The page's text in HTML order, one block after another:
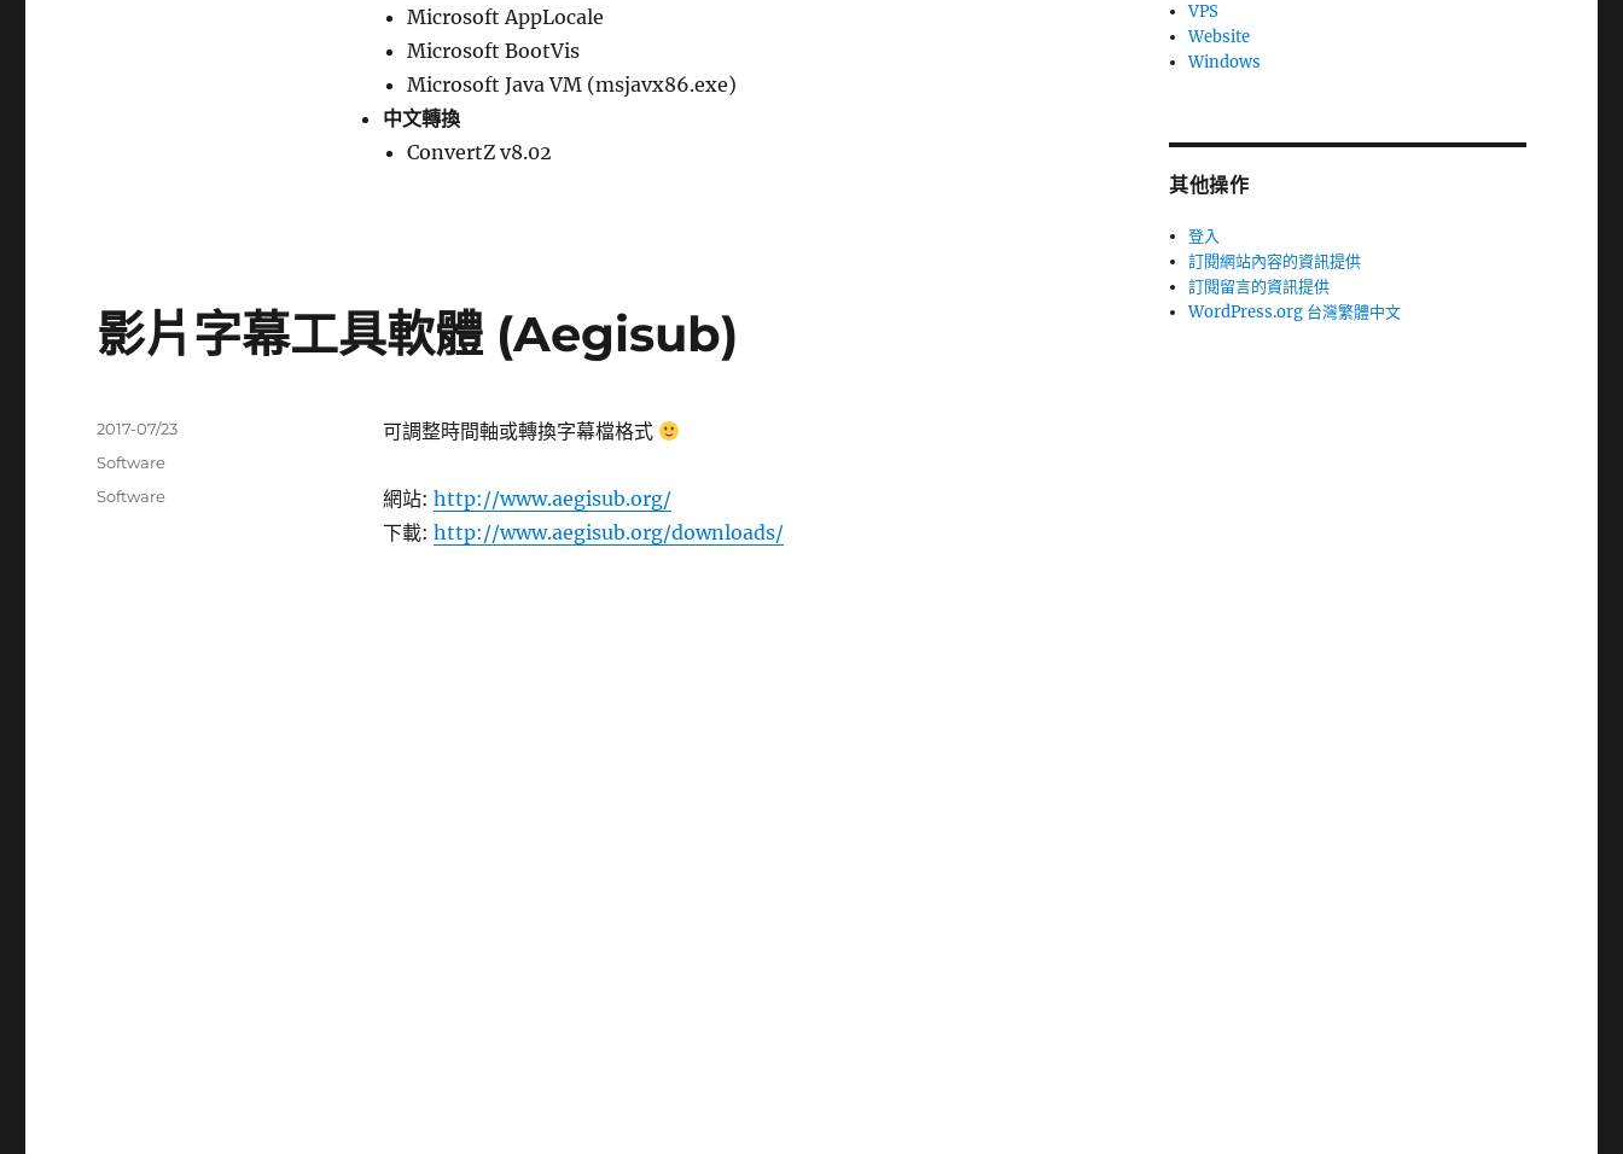
Microsoft AppLocale
Microsoft BootVis
Microsoft Java VM (msjavx86.exe)
中文轉換
ConvertZ v8.02
影片字幕工具軟體 (Aegisub)
可調整時間軸或轉換字幕檔格式
網站: http://www.aegisub.org/
下載: http://www.aegisub.org/downloads/
發
期:
2017-07/23
分
Software
標
Software
VPS
Website
Windows
其他操作
登入
訂閱網站內容的資訊提供
訂閱留言的資訊提供
WordPress.org 台灣繁體中文